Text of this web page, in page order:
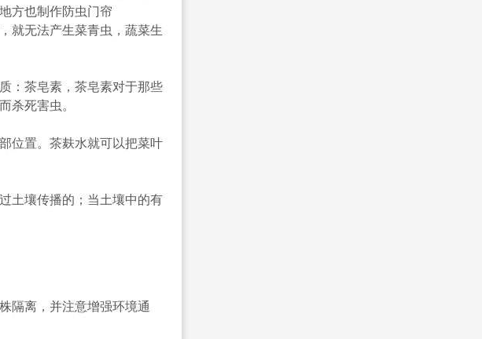
方也制作防虫门帘
就无法产生菜青虫，蔬菜生
：茶皂素，茶皂素对于那些
杀死害虫。
位置。茶麸水就可以把菜叶
土壤传播的；当土壤中的有
隔离，并注意增强环境通